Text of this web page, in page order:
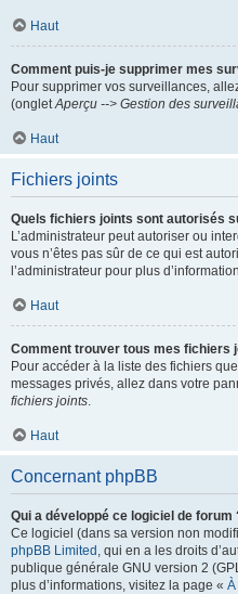
Haut
Comment puis-je supprimer mes
Pour supprimer vos surveillances,
(ongletAperçu --> Gestion des
Haut
Fichiers joints
Quels fichiers joints sont autorisés
L’administrateur peut autoriser ou
vous n’êtes pas sûr de ce qui est
l’administrateur pour plus
Haut
Comment trouver tous mes fichiers
Pour accéder à la liste des fichiers
messages privés, allez dans votre
fichiers joints.
Haut
Concernant phpBB
Qui a développé ce logiciel de forum
Ce logiciel (dans sa version non
phpBB Limited , qui en a les droits
publique générale GNU version 2
plus d’informations, visitez la page «